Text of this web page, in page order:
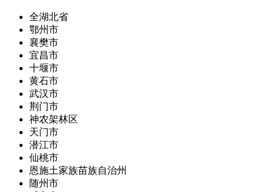
全湖北省
鄂州市
襄樊市
宜昌市
十堰市
黄石市
武汉市
荆门市
神农架林区
天门市
潜江市
仙桃市
恩施土家族苗族自治州
随州市